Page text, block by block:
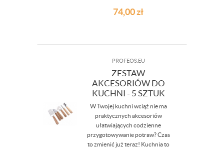
74,00zł
PROFEOS.EU
ZESTAW
AKCESORIÓW DO
KUCHNI - 5 SZTUK
W Twojej kuchni wciąż nie ma
praktycznych akcesoriów
ułatwiających codzienne
przygotowywanie potraw? Czas
to zmienić już teraz! Kuchnia to